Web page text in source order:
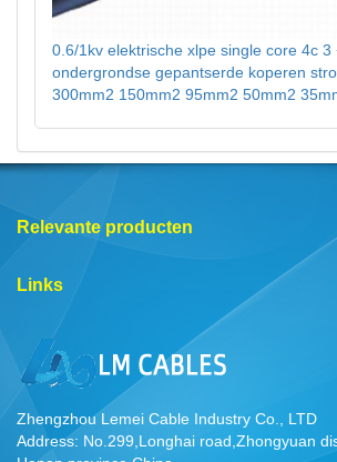
0.6/1kv elektrische xlpe single core 4c 3
ondergrondse gepantserde koperen
300mm2 150mm2 95mm2 50mm2
Relevante producten
Links
Zhengzhou Lemei Cable Industry Co., LTD
Address: No.299,Longhai road,Zhongyuan